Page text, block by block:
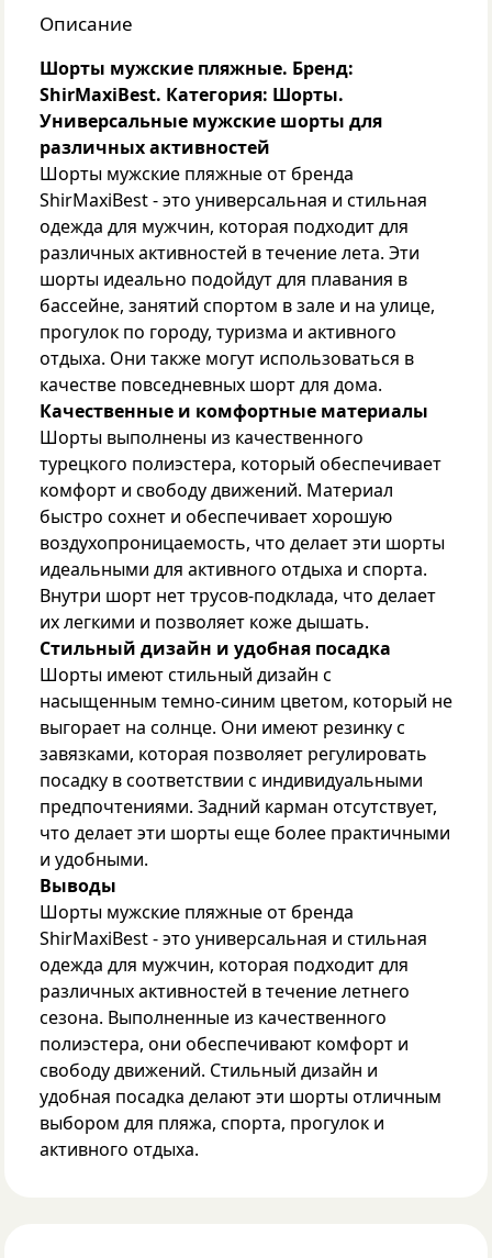
Описание
Шорты мужские пляжные. Бренд:
ShirMaxiBest. Категория: Шорты.
Универсальные мужские шорты для
различных активностей
Шорты мужские пляжные от бренда
ShirMaxiBest - это универсальная и стильная
одежда для мужчин, которая подходит для
различных активностей в течение лета. Эти
шорты идеально подойдут для плавания в
бассейне, занятий спортом в зале и на улице,
прогулок по городу, туризма и активного
отдыха. Они также могут использоваться в
качестве повседневных шорт для дома.
Качественные и комфортные материалы
Шорты выполнены из качественного
турецкого полиэстера, который обеспечивает
комфорт и свободу движений. Материал
быстро сохнет и обеспечивает хорошую
воздухопроницаемость, что делает эти шорты
идеальными для активного отдыха и спорта.
Внутри шорт нет трусов-подклада, что делает
их легкими и позволяет коже дышать.
Стильный дизайн и удобная посадка
Шорты имеют стильный дизайн с
насыщенным темно-синим цветом, который не
выгорает на солнце. Они имеют резинку с
завязками, которая позволяет регулировать
посадку в соответствии с индивидуальными
предпочтениями. Задний карман отсутствует,
что делает эти шорты еще более практичными
и удобными.
Выводы
Шорты мужские пляжные от бренда
ShirMaxiBest - это универсальная и стильная
одежда для мужчин, которая подходит для
различных активностей в течение летнего
сезона. Выполненные из качественного
полиэстера, они обеспечивают комфорт и
свободу движений. Стильный дизайн и
удобная посадка делают эти шорты отличным
выбором для пляжа, спорта, прогулок и
активного отдыха.